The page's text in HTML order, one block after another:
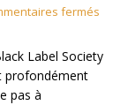
fermés
Label Society
profondément
pas à